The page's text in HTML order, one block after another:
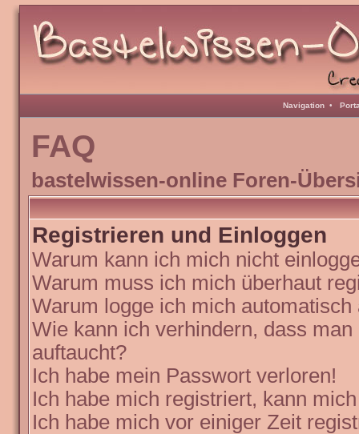
Navigation •
FAQ
bastelwissen-online Foren-
Registrieren und Einloggen
Warum kann ich mich nicht
Warum muss ich mich überhaut
Warum logge ich mich automatisch
Wie kann ich verhindern, dass
auftaucht?
Ich habe mein Passwort verloren!
Ich habe mich registriert, kann
Ich habe mich vor einiger Zeit